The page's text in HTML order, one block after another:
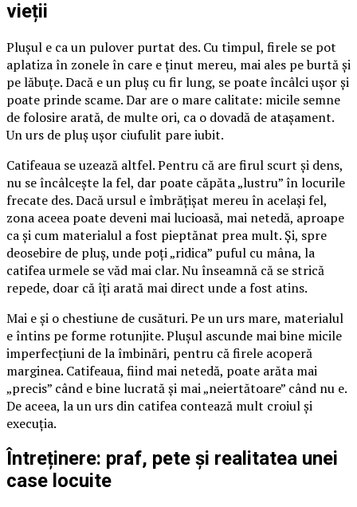
vieții
Plușul e ca un pulover purtat des. Cu timpul, firele se pot
aplatiza în zonele în care e ținut mereu, mai ales pe burtă și
pe lăbuțe. Dacă e un pluș cu fir lung, se poate încâlci ușor și
poate prinde scame. Dar are o mare calitate: micile semne
de folosire arată, de multe ori, ca o dovadă de atașament.
Un urs de pluș ușor ciufulit pare iubit.
Catifeaua se uzează altfel. Pentru că are firul scurt și dens,
nu se încâlcește la fel, dar poate căpăta „lustru” în locurile
frecate des. Dacă ursul e îmbrățișat mereu în același fel,
zona aceea poate deveni mai lucioasă, mai netedă, aproape
ca și cum materialul a fost pieptănat prea mult. Și, spre
deosebire de pluș, unde poți „ridica” puful cu mâna, la
catifea urmele se văd mai clar. Nu înseamnă că se strică
repede, doar că îți arată mai direct unde a fost atins.
Mai e și o chestiune de cusături. Pe un urs mare, materialul
e întins pe forme rotunjite. Plușul ascunde mai bine micile
imperfecțiuni de la îmbinări, pentru că firele acoperă
marginea. Catifeaua, fiind mai netedă, poate arăta mai
„precis” când e bine lucrată și mai „neiertătoare” când nu e.
De aceea, la un urs din catifea contează mult croiul și
execuția.
Întreținere: praf, pete și realitatea unei
case locuite